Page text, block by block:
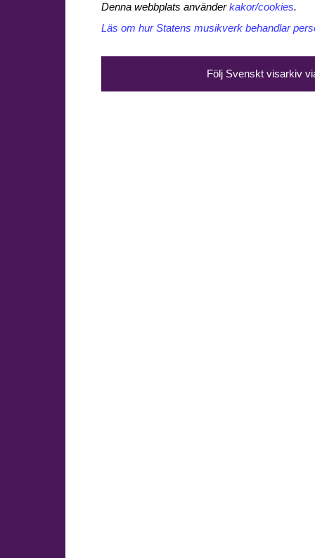
Denna webbplats använderkakor/cookies.
Läs om hur Statens musikverk behandlar
Följ Svenskt visarkiv